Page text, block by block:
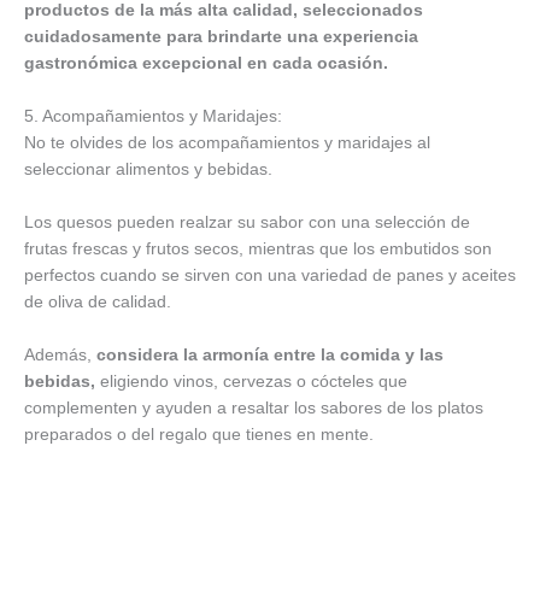
productos de la más alta calidad, seleccionados
cuidadosamente para brindarte una experiencia
gastronómica excepcional en cada ocasión.
5. Acompañamientos y Maridajes:
No te olvides de los acompañamientos y maridajes al
seleccionar alimentos y bebidas.
Los quesos pueden realzar su sabor con una selección de
frutas frescas y frutos secos, mientras que los embutidos son
perfectos cuando se sirven con una variedad de panes y aceites
de oliva de calidad.
Además, considera la armonía entre la comida y las
bebidas, eligiendo vinos, cervezas o cócteles que
complementen y ayuden a resaltar los sabores de los platos
preparados o del regalo que tienes en mente.